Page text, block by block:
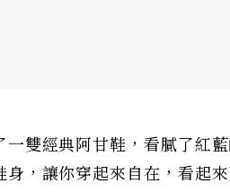
雙經典阿甘鞋，看膩了紅
，讓你穿起來自在，看起來